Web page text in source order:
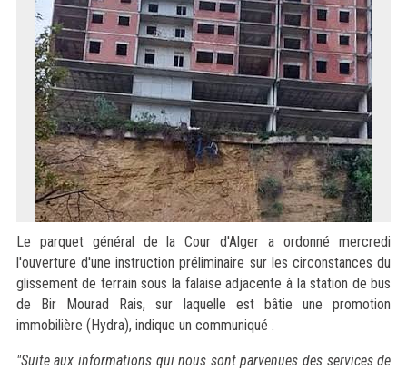
Le parquet général de la Cour d'Alger a ordonné mercredi
l'ouverture d'une instruction préliminaire sur les circonstances du
glissement de terrain sous la falaise adjacente à la station de bus
de Bir Mourad Rais, sur laquelle est bâtie une promotion
immobilière (Hydra), indique un communiqué .
"Suite aux informations qui nous sont parvenues des services de